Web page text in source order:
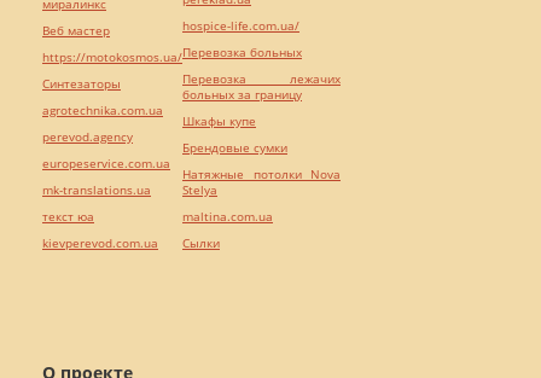
О проекте
миралинкс
Веб мастер
https://motokosmos.ua/
Синтезаторы
agrotechnika.com.ua
perevod.agency
europeservice.com.ua
mk-translations.ua
текст юа
kievperevod.com.ua
hospice-life.com.ua/
Перевозка больных
Перевозка лежачих
больных за границу
Шкафы купе
Брендовые сумки
Натяжные потолки Nova
Stelya
maltina.com.ua
Cылки